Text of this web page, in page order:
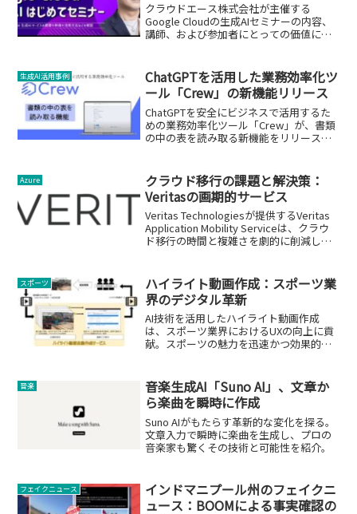
クラウドエース株式会社が主催する
Google Cloudの生成AIセミナーの内容、
講師、および参加者にとっての価値につ
生成AI活用事例
ChatGPTを活用した業務効率化ツ
ール「Crew」の新機能リリース
ChatGPTを安全にビジネスで活用するた
めの業務効率化ツール「Crew」が、書類
の中の表を読み取る新機能をリリースし
Azure
クラウド移行の課題と解決策：
Veritasの画期的サービス
Veritas Technologiesが提供するVeritas
Application Mobility Serviceは、クラウ
ド移行の時間と複雑さを劇的に削減し、
スポーツ
ハイライト動画作成：スポーツ業
界のデジタル革新
AI技術を活用したハイライト動画作成
は、スポーツ業界におけるUXの向上に貢
献。スポーツの魅力を迅速かつ効果的に
音楽
音楽生成AI「Suno AI」、文章か
ら楽曲を瞬時に作成
Suno AIがもたらす革新的な変化を探る。
文章入力で瞬時に楽曲を生成し、プロの
音楽家も驚くその技術と可能性を紹介。
フェイクニュース
インドマニプール州のフェイクニ
ュース：BOOMによる事実確認の